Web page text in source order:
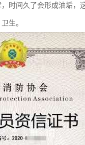
时间久了会形成油垢，
生。